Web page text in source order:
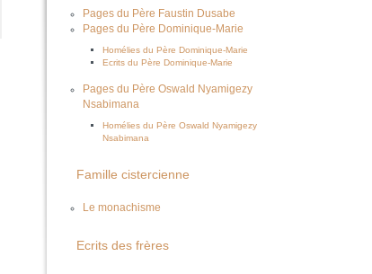
Pages du Père Faustin Dusabe
Pages du Père Dominique-Marie
Homélies du Père Dominique-Marie
Ecrits du Père Dominique-Marie
Pages du Père Oswald Nyamigezy
Nsabimana
Homélies du Père Oswald Nyamigezy
Nsabimana
Famille cistercienne
Le monachisme
Ecrits des frères